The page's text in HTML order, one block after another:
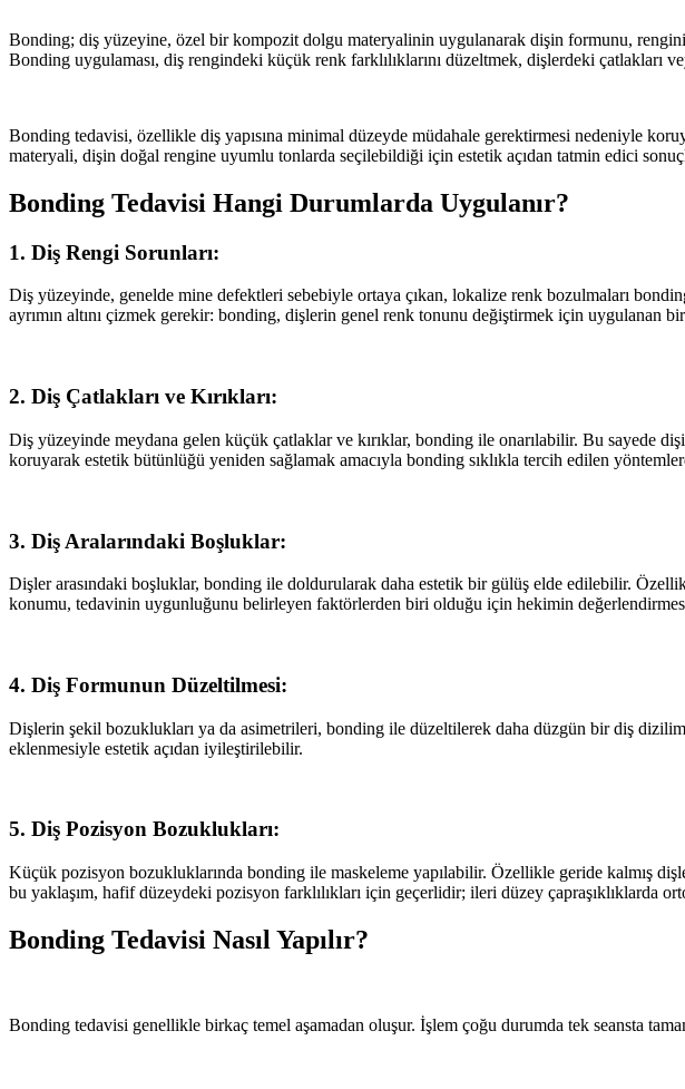
Bonding; diş yüzeyine, özel bir kompozit dolgu materyalinin uygulanarak dişin formunu,
Bonding uygulaması, diş rengindeki küçük renk farklılıklarını düzeltmek, dişlerdeki çatlakları
Bonding tedavisi, özellikle diş yapısına minimal düzeyde müdahale gerektirmesi nedeniyle
materyali, dişin doğal rengine uyumlu tonlarda seçilebildiği için estetik açıdan tatmin edici
Bonding Tedavisi Hangi Durumlarda Uygulanır?
1. Diş Rengi Sorunları:
Diş yüzeyinde, genelde mine defektleri sebebiyle ortaya çıkan, lokalize renk bozulmaları
ayrımın altını çizmek gerekir: bonding, dişlerin genel renk tonunu değiştirmek için uygulanan
2. Diş Çatlakları ve Kırıkları:
Diş yüzeyinde meydana gelen küçük çatlaklar ve kırıklar, bonding ile onarılabilir. Bu sayede
koruyarak estetik bütünlüğü yeniden sağlamak amacıyla bonding sıklıkla tercih edilen
3. Diş Aralarındaki Boşluklar:
Dişler arasındaki boşluklar, bonding ile doldurularak daha estetik bir gülüş elde edilebilir.
konumu, tedavinin uygunluğunu belirleyen faktörlerden biri olduğu için hekimin değerlendirmesi
4. Diş Formunun Düzeltilmesi:
Dişlerin şekil bozuklukları ya da asimetrileri, bonding ile düzeltilerek daha düzgün bir diş
eklenmesiyle estetik açıdan iyileştirilebilir.
5. Diş Pozisyon Bozuklukları:
Küçük pozisyon bozukluklarında bonding ile maskeleme yapılabilir. Özellikle geride kalmış
bu yaklaşım, hafif düzeydeki pozisyon farklılıkları için geçerlidir; ileri düzey çapraşıklıklarda
Bonding Tedavisi Nasıl Yapılır?
Bonding tedavisi genellikle birkaç temel aşamadan oluşur. İşlem çoğu durumda tek seansta